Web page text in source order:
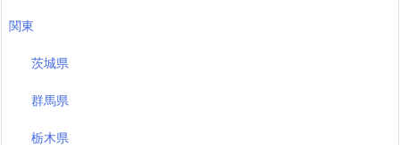
関東
茨城県
群馬県
栃木県